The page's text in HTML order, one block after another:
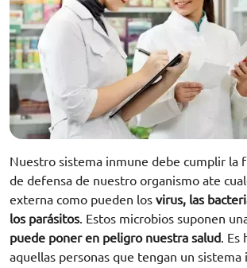
Nuestro sistema inmune debe cumplir la
de defensa de nuestro organismo ate
externa como pueden los virus, las
los parásitos. Estos microbios suponen
puede poner en peligro nuestra salud. Es
aquellas personas que tengan un